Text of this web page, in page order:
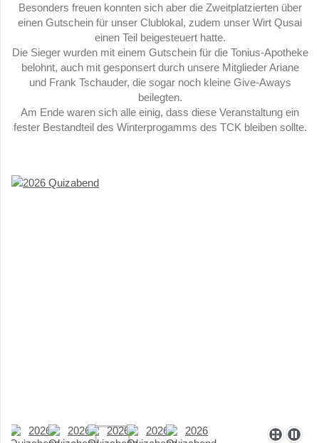
Besonders freuen konnten sich aber die Zweitplatzierten über
einen Gutschein für unser Clublokal, zudem unser Wirt Qusai
einen Teil beigesteuert hatte.
Die Sieger wurden mit einem Gutschein für die Tonius-Apotheke
belohnt, auch mit gesponsert durch unsere Mitglieder Ariane
und Frank Tschauder, die sogar noch kleine Give-Aways
beilegten.
Am Ende waren sich alle einig, dass diese Veranstaltung ein
fester Bestandteil des Winterprogamms des TCK bleiben sollte.